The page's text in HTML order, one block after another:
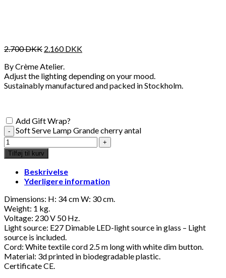
2.700DKK 2.160DKK
By Crème Atelier.
Adjust the lighting depending on your mood.
Sustainably manufactured and packed in Stockholm.
Add Gift Wrap?
Soft Serve Lamp Grande cherry antal
Tilføj til kurv
Beskrivelse
Yderligere information
Dimensions: H: 34 cm W: 30 cm.
Weight: 1 kg.
Voltage: 230 V 50 Hz.
Light source: E27 Dimable LED-light source in glass – Light
source is included.
Cord: White textile cord 2.5 m long with white dim button.
Material: 3d printed in biodegradable plastic.
Certificate CE.